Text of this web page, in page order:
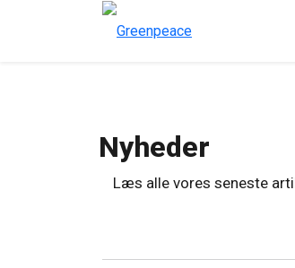
Nyheder
Læs alle vores seneste